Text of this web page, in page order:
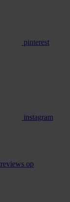
pinterest
instagram
reviews op